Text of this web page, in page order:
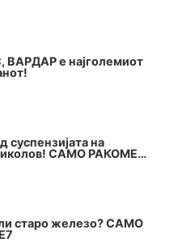
е најголемиот
суспензијата на
САМО РАКОМЕТ
старо железо? САМО